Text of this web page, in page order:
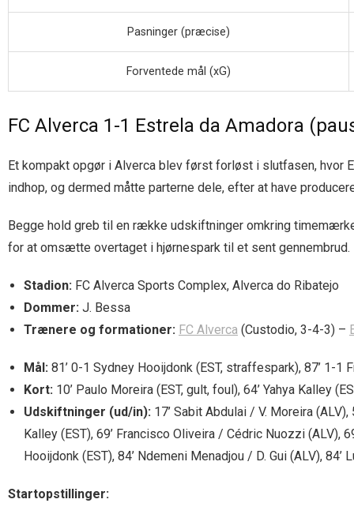
Pasninger (præcise)
Forventede mål (xG)
FC Alverca 1-1 Estrela da Amadora
Et kompakt opgør i Alverca blev først forløst i slutfasen, hvor
indhop, og dermed måtte parterne dele, efter at have
Begge hold greb til en række udskiftninger omkring
for at omsætte overtaget i hjørnespark til et sent gennembrud.
Stadion: FC Alverca Sports Complex, Alverca do Ribatejo
Dommer: J. Bessa
Trænere og formationer: FC Alverca (Custodio, 3-4-3) –
Mål: 81’ 0-1 Sydney Hooijdonk (EST, straffespark), 87’ 1-1
Kort: 10’ Paulo Moreira (EST, gult, foul), 64’ Yahya Kalley
Udskiftninger (ud/in): 17’ Sabit Abdulai / V. Moreira
Kalley (EST), 69’ Francisco Oliveira / Cédric Nuozzi (ALV),
Hooijdonk (EST), 84’ Ndemeni Menadjou / D. Gui (ALV),
Startopstillinger: